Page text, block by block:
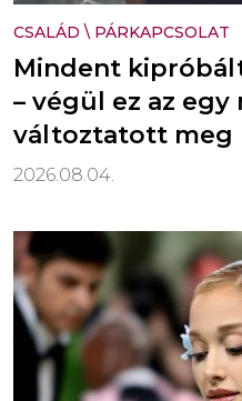
CSALÁD \ PÁRKAPCSOLAT
Mindent
– végül ez az egy
változtatott meg
2026.08.04.